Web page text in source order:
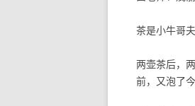
茶是小牛哥
两壶茶后，
前，又泡了